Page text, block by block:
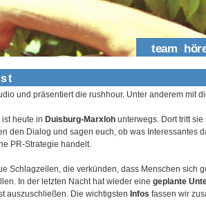
team
und präsentiert die rushhour. Unter anderem mit
ist heute in Duisburg-Marxloh unterwegs. Dort tritt sie
den Dialog und sagen euch, ob was Interessantes
PR-Strategie handelt.
Schlagzeilen, die verkünden, dass Menschen sich
In der letzten Nacht hat wieder eine geplante
auszuschließen. Die wichtigsten Infos fassen wir